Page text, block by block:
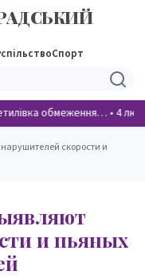
Спорт
обмеження… • 4
скорости и
и пьяных